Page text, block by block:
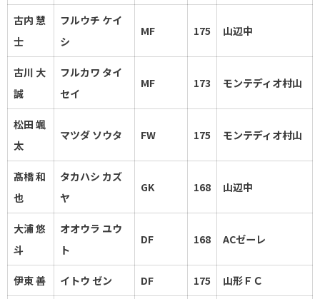
古内 慧
士
フルウチ ケイ
シ
MF 175 山辺中
古川 大
誠
フルカワ タイ
セイ
MF 173 モンテディオ村山
松田 颯
太
マツダ ソウタ FW 175 モンテディオ村山
髙橋 和
也
タカハシ カズ
ヤ
GK 168 山辺中
大浦 悠
斗
オオウラ ユウ
ト
DF 168 ACゼーレ
伊東 善 イトウ ゼン DF 175 山形ＦＣ